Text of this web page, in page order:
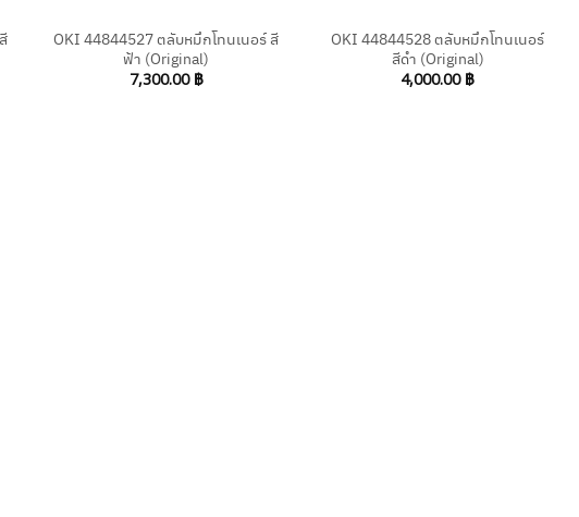
OKI 44844527 ตลับหมึกโทนเนอร์ สี
ฟ้า (Original)
7,300.00 ฿
OKI 44844528 ตลับหมึกโทนเนอร์
สีดำ (Original)
4,000.00 ฿